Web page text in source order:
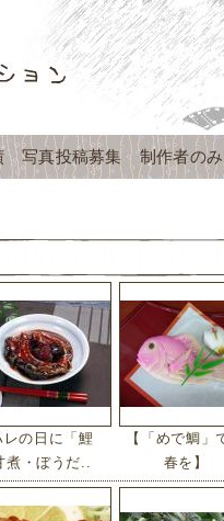
写真投稿募集 制作者の
レの日に「鯉
煮・ぼうだ..
【「めで鯛」
春を】